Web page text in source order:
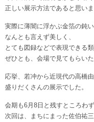
正しい展示方法であると思いま
実際に薄闇に浮かぶ金箔の鈍い
なんとも言えず美しく、
とても図録などで表現できる
ぜひとも、会場で見てもらいた
応挙、若冲から近現代の高橋
盛りだくさんの展示でした。
会期も6月8日と残すところわ
次回は、まちにまった佐伯祐三